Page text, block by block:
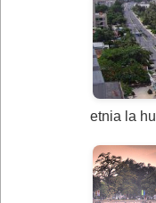
etnia la hu